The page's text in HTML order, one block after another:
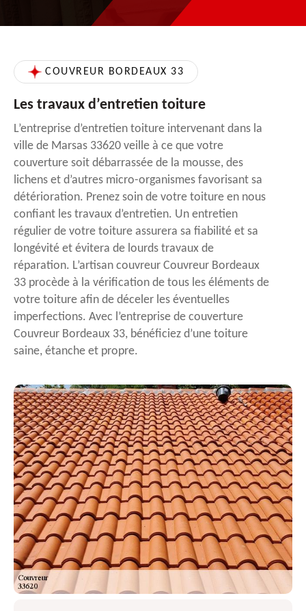
COUVREUR BORDEAUX 33
Les travaux d’entretien toiture
L’entreprise d’entretien toiture intervenant dans la
ville de Marsas 33620 veille à ce que votre
couverture soit débarrassée de la mousse, des
lichens et d’autres micro-organismes favorisant sa
détérioration. Prenez soin de votre toiture en nous
confiant les travaux d’entretien. Un entretien
régulier de votre toiture assurera sa fiabilité et sa
longévité et évitera de lourds travaux de
réparation. L’artisan couvreur Couvreur Bordeaux
33 procède à la vérification de tous les éléments de
votre toiture afin de déceler les éventuelles
imperfections. Avec l’entreprise de couverture
Couvreur Bordeaux 33, bénéficiez d’une toiture
saine, étanche et propre.